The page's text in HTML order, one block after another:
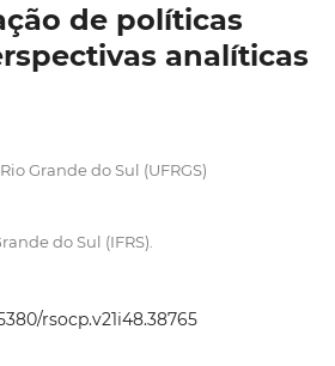
de políticas
analíticas
Grande do Sul (UFRGS)
do Sul (IFRS).
rsocp.v21i48.38765